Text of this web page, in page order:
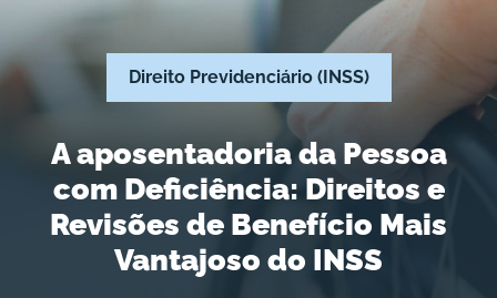
Direito Previdenciário (INSS)
A aposentadoria da Pessoa
com Deficiência: Direitos e
Revisões de Benefício Mais
Vantajoso do INSS